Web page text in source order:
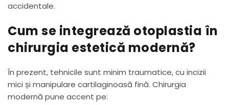
accidentale.
Cum se integrează otoplastia în
chirurgia estetică modernă?
În prezent, tehnicile sunt minim traumatice, cu incizii
mici și manipulare cartilaginoasă fină. Chirurgia
modernă pune accent pe: